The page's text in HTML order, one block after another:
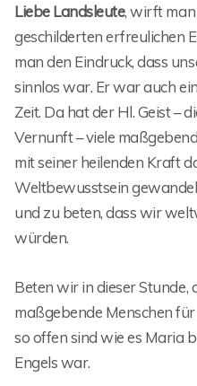
Liebe Landsleute, wirft
geschilderten erfreulichen
man den Eindruck, dass
sinnlos war. Er war auch
Zeit. Da hat der Hl. Geist –
Vernunft – viele
mit seiner heilenden Kraft
Weltbewusstsein
und zu beten, dass wir
würden.
Beten wir in dieser Stunde,
maßgebende Menschen
so offen sind wie es Maria
Engels war.